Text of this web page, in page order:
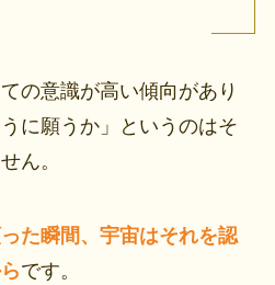
の意識が高い傾向があり
に願うか」というのはそ
ん。
た瞬間、宇宙はそれを認
です。